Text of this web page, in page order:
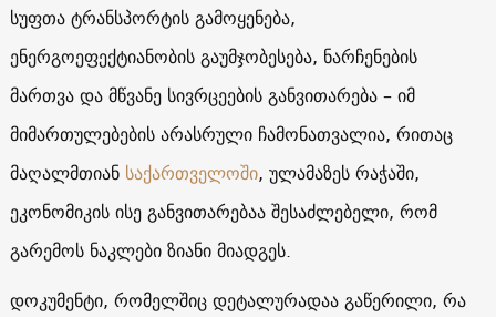
სუფთა ტრანსპორტის გამოყენება,
ენერგოეფექტიანობის გაუმჯობესება, ნარჩენების
მართვა და მწვანე სივრცეების განვითარება – იმ
მიმართულებების არასრული ჩამონათვალია, რითაც
მაღალმთიან საქართველოში, ულამაზეს რაჭაში,
ეკონომიკის ისე განვითარებაა შესაძლებელი, რომ
გარემოს ნაკლები ზიანი მიადგეს.
დოკუმენტი, რომელშიც დეტალურადაა გაწერილი, რა